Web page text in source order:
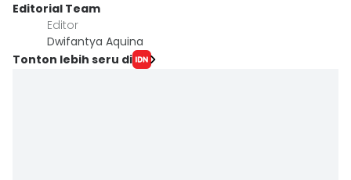
Editorial Team
Editor
Dwifantya Aquina
Tonton lebih seru di